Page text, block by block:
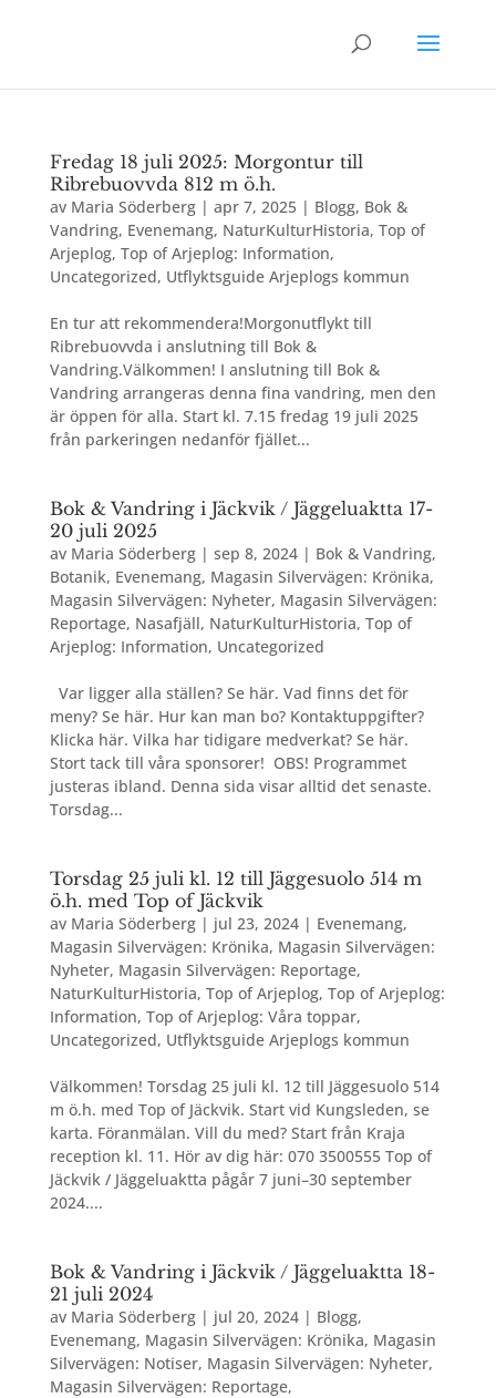
Fredag 18 juli 2025: Morgontur till
Ribrebuovvda 812 m ö.h.
av Maria Söderberg| apr 7, 2025| Blogg, Bok &
Vandring, Evenemang, NaturKulturHistoria, Top of
Arjeplog, Top of Arjeplog: Information,
Uncategorized, Utflyktsguide Arjeplogs kommun
En tur att rekommendera!Morgonutflykt till
Ribrebuovvda i anslutning till Bok &
Vandring.Välkommen! I anslutning till Bok &
Vandring arrangeras denna fina vandring, men den
är öppen för alla. Start kl. 7.15 fredag 19 juli 2025
från parkeringen nedanför fjället...
Bok & Vandring i Jäckvik / Jäggeluaktta 17-
20 juli 2025
av Maria Söderberg| sep 8, 2024| Bok & Vandring,
Botanik, Evenemang, Magasin Silvervägen: Krönika,
Magasin Silvervägen: Nyheter, Magasin Silvervägen:
Reportage, Nasafjäll, NaturKulturHistoria, Top of
Arjeplog: Information, Uncategorized
Var ligger alla ställen? Se här. Vad finns det för
meny? Se här. Hur kan man bo? Kontaktuppgifter?
Klicka här. Vilka har tidigare medverkat? Se här.
Stort tack till våra sponsorer! OBS! Programmet
justeras ibland. Denna sida visar alltid det senaste.
Torsdag...
Torsdag 25 juli kl. 12 till Jäggesuolo 514 m
ö.h. med Top of Jäckvik
av Maria Söderberg| jul 23, 2024| Evenemang,
Magasin Silvervägen: Krönika, Magasin Silvervägen:
Nyheter, Magasin Silvervägen: Reportage,
NaturKulturHistoria, Top of Arjeplog, Top of Arjeplog:
Information, Top of Arjeplog: Våra toppar,
Uncategorized, Utflyktsguide Arjeplogs kommun
Välkommen! Torsdag 25 juli kl. 12 till Jäggesuolo 514
m ö.h. med Top of Jäckvik. Start vid Kungsleden, se
karta. Föranmälan. Vill du med? Start från Kraja
reception kl. 11. Hör av dig här: 070 3500555 Top of
Jäckvik / Jäggeluaktta pågår 7 juni–30 september
2024....
Bok & Vandring i Jäckvik / Jäggeluaktta 18-
21 juli 2024
av Maria Söderberg| jul 20, 2024| Blogg,
Evenemang, Magasin Silvervägen: Krönika, Magasin
Silvervägen: Notiser, Magasin Silvervägen: Nyheter,
Magasin Silvervägen: Reportage,